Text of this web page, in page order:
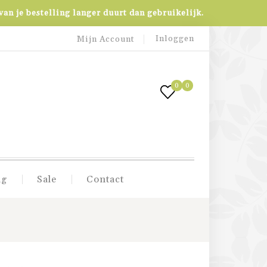
je bestelling langer duurt dan gebruikelijk.
Mijn Account Inloggen
0
0
Sale Contact